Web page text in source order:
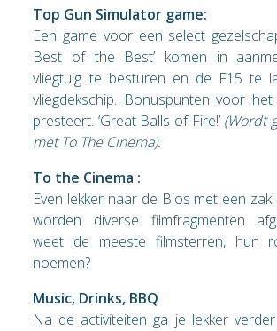
Top Gun Simulator game:
Een game voor een select
Best of the Best’ komen in
vliegtuig te besturen en de F15 te
vliegdekschip. Bonuspunten voor
presteert. ‘Great Balls of Fire!’ (Wordt
met To The Cinema).
To the Cinema :
Even lekker naar de Bios met een
worden diverse filmfragmenten
weet de meeste filmsterren, hun
noemen?
Music, Drinks, BBQ
Na de activiteiten ga je lekker